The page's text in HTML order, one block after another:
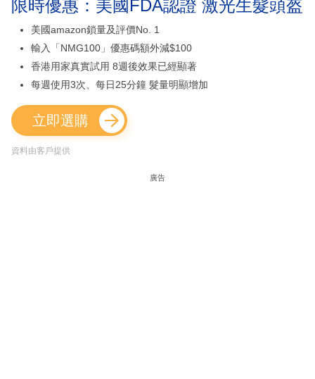
限時優惠：美國FDA認證 激光生髮頭盔
美國amazon鎖量及評價No. 1
輸入「NMG100」優惠碼額外減$100
香港用家真實試用 8週後效果已經顯著
每週使用3次、每日25分鐘 髮量明顯增加
立即選購
資料由客戶提供
廣告